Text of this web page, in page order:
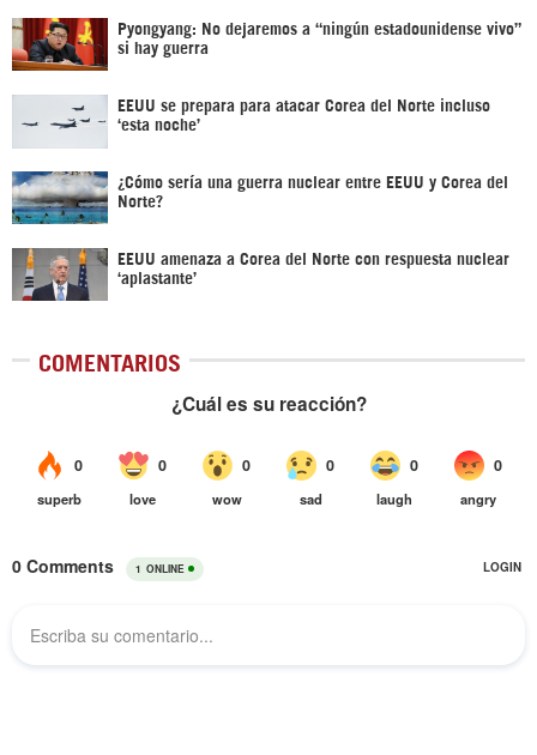
Pyongyang: No dejaremos a “ningún estadounidense vivo”
si hay guerra
EEUU se prepara para atacar Corea del Norte incluso
‘esta noche’
¿Cómo sería una guerra nuclear entre EEUU y Corea del
Norte?
EEUU amenaza a Corea del Norte con respuesta nuclear
‘aplastante’
COMENTARIOS